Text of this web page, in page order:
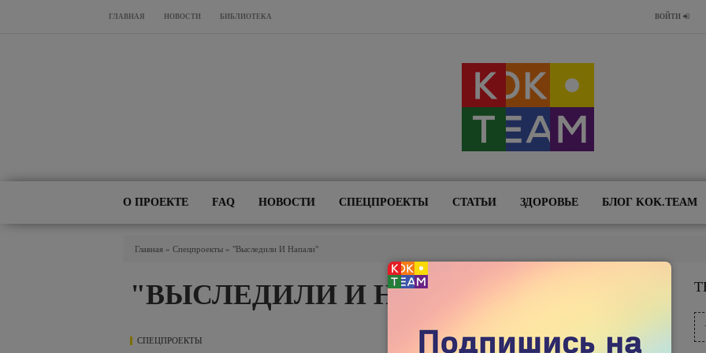
Перейти к основному содержанию
ГЛАВНАЯ НОВОСТИ БИБЛИОТЕКА ВОЙТИ
О ПРОЕКТЕ FAQ НОВОСТИ СПЕЦПРОЕКТЫ СТАТЬИ ЗДОРОВЬЕ БЛОГ KOK.TEAM
Главная » Спецпроекты » "Выследили И Напали"
"ВЫСЛЕДИЛИ И НАПАЛИ"
СПЕЦПРОЕКТЫ 20 АПРЕЛЯ 2021 1040 